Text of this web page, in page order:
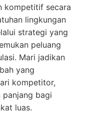
kompetitif secara
lingkungan
strategi yang
peluang
Mari jadikan
yang
kompetitor,
panjang bagi
luas.